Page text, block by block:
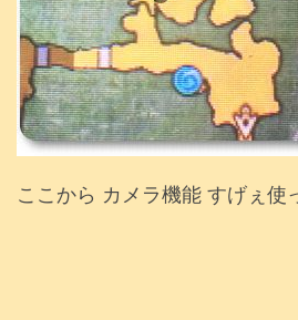
ここから カメラ機能 すげぇ使